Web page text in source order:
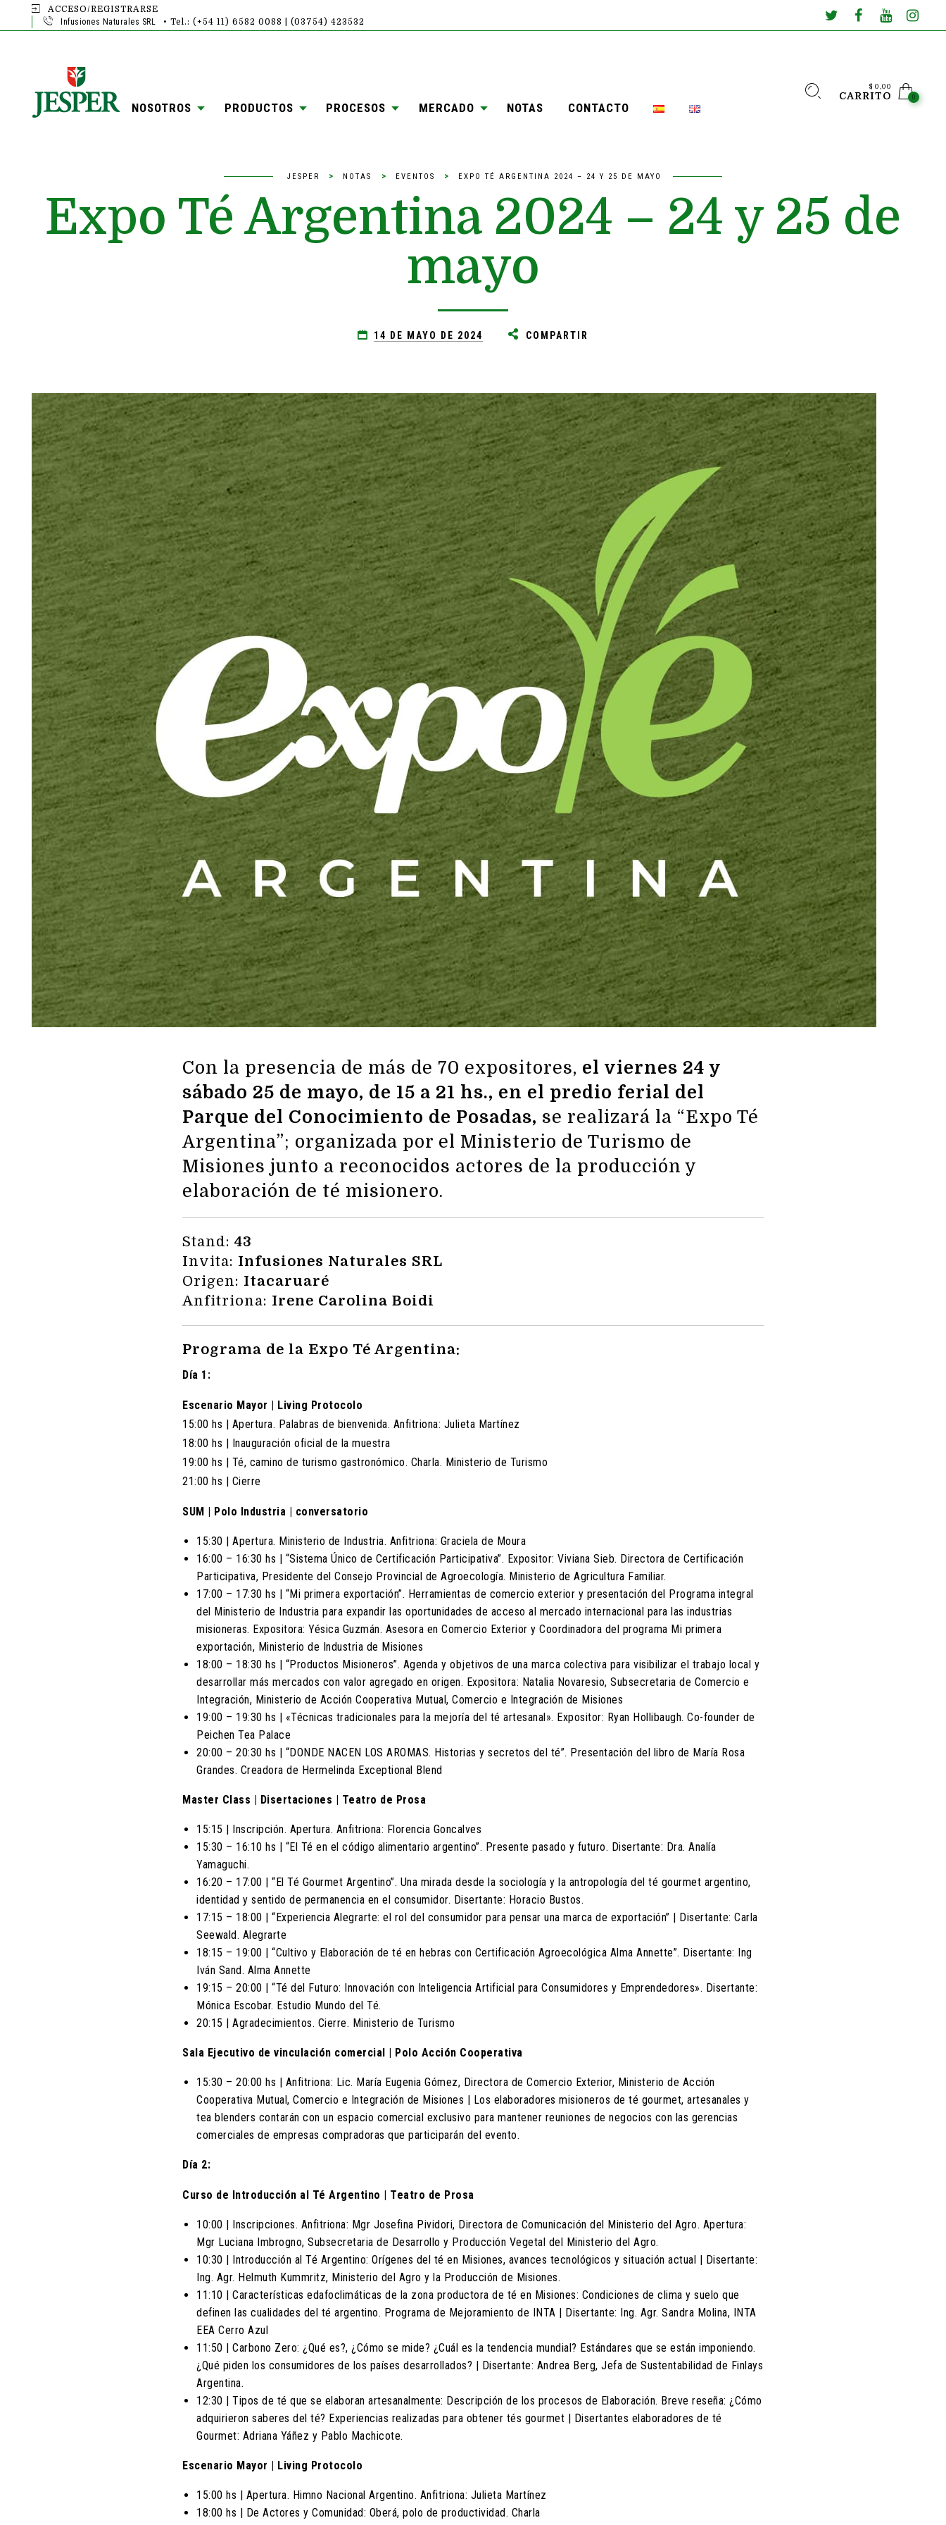
ACCESO/REGISTRARSE
Infusiones Naturales SRL
• Tel.: (+54 11) 6582 0088 | (03754) 423532
NOSOTROS PRODUCTOS PROCESOS MERCADO NOTAS CONTACTO
$ 0,00
CARRITO 0
JESPER > NOTAS > EVENTOS > EXPO TÉ ARGENTINA 2024 – 24 Y 25 DE MAYO
Expo Té Argentina 2024 – 24 y 25 de
mayo
14 DE MAYO DE 2024 COMPARTIR
Con la presencia de más de 70 expositores, el viernes 24 y
sábado 25 de mayo, de 15 a 21 hs., en el predio ferial del
Parque del Conocimiento de Posadas, se realizará la “Expo Té
Argentina”; organizada por el Ministerio de Turismo de
Misiones junto a reconocidos actores de la producción y
elaboración de té misionero.
Stand: 43
Invita: Infusiones Naturales SRL
Origen: Itacaruaré
Anfitriona: Irene Carolina Boidi
Programa de la Expo Té Argentina:
Día 1:
Escenario Mayor | Living Protocolo
15:00 hs | Apertura. Palabras de bienvenida. Anfitriona: Julieta Martínez
18:00 hs | Inauguración oficial de la muestra
19:00 hs | Té, camino de turismo gastronómico. Charla. Ministerio de Turismo
21:00 hs | Cierre
SUM | Polo Industria | conversatorio
15:30 | Apertura. Ministerio de Industria. Anfitriona: Graciela de Moura
16:00 – 16:30 hs | “Sistema Único de Certificación Participativa”. Expositor: Viviana Sieb. Directora de Certificación
Participativa, Presidente del Consejo Provincial de Agroecología. Ministerio de Agricultura Familiar.
17:00 – 17:30 hs | “Mi primera exportación”. Herramientas de comercio exterior y presentación del Programa integral
del Ministerio de Industria para expandir las oportunidades de acceso al mercado internacional para las industrias
misioneras. Expositora: Yésica Guzmán. Asesora en Comercio Exterior y Coordinadora del programa Mi primera
exportación, Ministerio de Industria de Misiones
18:00 – 18:30 hs | “Productos Misioneros”. Agenda y objetivos de una marca colectiva para visibilizar el trabajo local y
desarrollar más mercados con valor agregado en origen. Expositora: Natalia Novaresio, Subsecretaria de Comercio e
Integración, Ministerio de Acción Cooperativa Mutual, Comercio e Integración de Misiones
19:00 – 19:30 hs | «Técnicas tradicionales para la mejoría del té artesanal». Expositor: Ryan Hollibaugh. Co-founder de
Peichen Tea Palace
20:00 – 20:30 hs | “DONDE NACEN LOS AROMAS. Historias y secretos del té”. Presentación del libro de María Rosa
Grandes. Creadora de Hermelinda Exceptional Blend
Master Class | Disertaciones | Teatro de Prosa
15:15 | Inscripción. Apertura. Anfitriona: Florencia Goncalves
15:30 – 16:10 hs | “El Té en el código alimentario argentino”. Presente pasado y futuro. Disertante: Dra. Analía
Yamaguchi.
16:20 – 17:00 | “El Té Gourmet Argentino”. Una mirada desde la sociología y la antropología del té gourmet argentino,
identidad y sentido de permanencia en el consumidor. Disertante: Horacio Bustos.
17:15 – 18:00 | “Experiencia Alegrarte: el rol del consumidor para pensar una marca de exportación” | Disertante: Carla
Seewald. Alegrarte
18:15 – 19:00 | “Cultivo y Elaboración de té en hebras con Certificación Agroecológica Alma Annette”. Disertante: Ing
Iván Sand. Alma Annette
19:15 – 20:00 | “Té del Futuro: Innovación con Inteligencia Artificial para Consumidores y Emprendedores». Disertante:
Mónica Escobar. Estudio Mundo del Té.
20:15 | Agradecimientos. Cierre. Ministerio de Turismo
Sala Ejecutivo de vinculación comercial | Polo Acción Cooperativa
15:30 – 20:00 hs | Anfitriona: Lic. María Eugenia Gómez, Directora de Comercio Exterior, Ministerio de Acción
Cooperativa Mutual, Comercio e Integración de Misiones | Los elaboradores misioneros de té gourmet, artesanales y
tea blenders contarán con un espacio comercial exclusivo para mantener reuniones de negocios con las gerencias
comerciales de empresas compradoras que participarán del evento.
Día 2:
Curso de Introducción al Té Argentino | Teatro de Prosa
10:00 | Inscripciones. Anfitriona: Mgr Josefina Pividori, Directora de Comunicación del Ministerio del Agro. Apertura:
Mgr Luciana Imbrogno, Subsecretaria de Desarrollo y Producción Vegetal del Ministerio del Agro.
10:30 | Introducción al Té Argentino: Orígenes del té en Misiones, avances tecnológicos y situación actual | Disertante:
Ing. Agr. Helmuth Kummritz, Ministerio del Agro y la Producción de Misiones.
11:10 | Características edafoclimáticas de la zona productora de té en Misiones: Condiciones de clima y suelo que
definen las cualidades del té argentino. Programa de Mejoramiento de INTA | Disertante: Ing. Agr. Sandra Molina, INTA
EEA Cerro Azul
11:50 | Carbono Zero: ¿Qué es?, ¿Cómo se mide? ¿Cuál es la tendencia mundial? Estándares que se están imponiendo.
¿Qué piden los consumidores de los países desarrollados? | Disertante: Andrea Berg, Jefa de Sustentabilidad de Finlays
Argentina.
12:30 | Tipos de té que se elaboran artesanalmente: Descripción de los procesos de Elaboración. Breve reseña: ¿Cómo
adquirieron saberes del té? Experiencias realizadas para obtener tés gourmet | Disertantes elaboradores de té
Gourmet: Adriana Yáñez y Pablo Machicote.
Escenario Mayor | Living Protocolo
15:00 hs | Apertura. Himno Nacional Argentino. Anfitriona: Julieta Martínez
18:00 hs | De Actores y Comunidad: Oberá, polo de productividad. Charla